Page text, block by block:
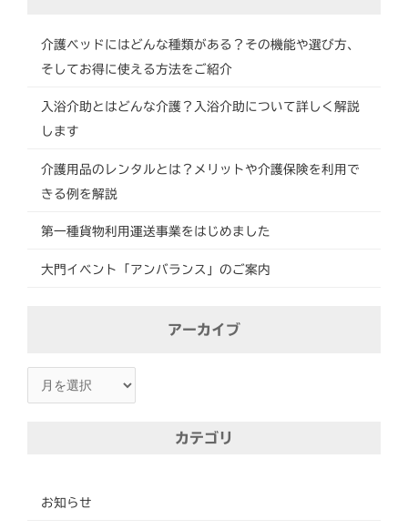
介護ベッドにはどんな種類がある？その機能や選び方、
そしてお得に使える方法をご紹介
入浴介助とはどんな介護？入浴介助について詳しく解説
します
介護用品のレンタルとは？メリットや介護保険を利用で
きる例を解説
第一種貨物利用運送事業をはじめました
大門イベント「アンバランス」のご案内
アーカイブ
カ
カテゴリ
お知らせ